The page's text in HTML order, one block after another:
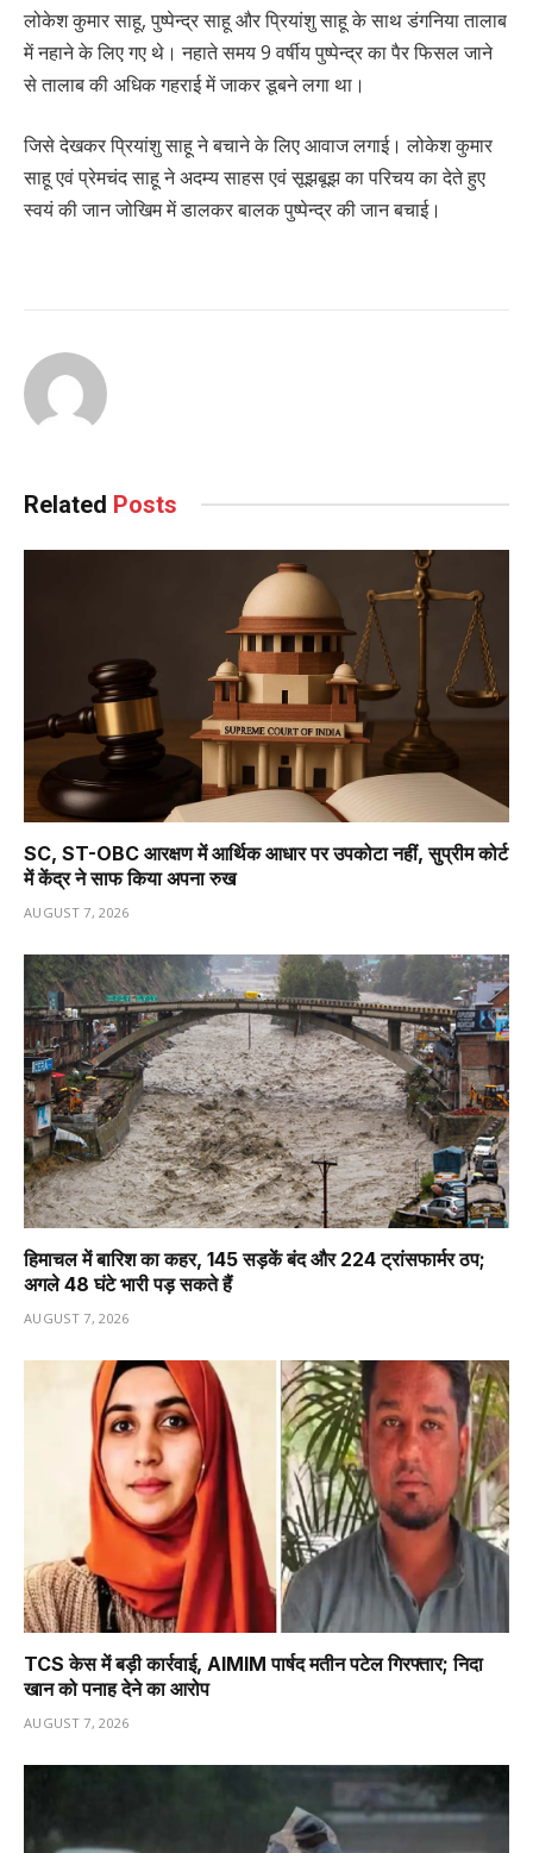
लोकेश कुमार साहू, पुष्पेन्द्र साहू और प्रियांशु साहू के साथ डंगनिया तालाब
में नहाने के लिए गए थे। नहाते समय 9 वर्षीय पुष्पेन्द्र का पैर फिसल जाने
से तालाब की अधिक गहराई में जाकर डूबने लगा था।
जिसे देखकर प्रियांशु साहू ने बचाने के लिए आवाज लगाई। लोकेश कुमार
साहू एवं प्रेमचंद साहू ने अदम्य साहस एवं सूझबूझ का परिचय का देते हुए
स्वयं की जान जोखिम में डालकर बालक पुष्पेन्द्र की जान बचाई।
Related Posts
SC, ST-OBC आरक्षण में आर्थिक आधार पर उपकोटा नहीं, सुप्रीम कोर्ट
में केंद्र ने साफ किया अपना रुख
AUGUST 7, 2026
हिमाचल में बारिश का कहर, 145 सड़कें बंद और 224 ट्रांसफार्मर ठप;
अगले 48 घंटे भारी पड़ सकते हैं
AUGUST 7, 2026
TCS केस में बड़ी कार्रवाई, AIMIM पार्षद मतीन पटेल गिरफ्तार; निदा
खान को पनाह देने का आरोप
AUGUST 7, 2026